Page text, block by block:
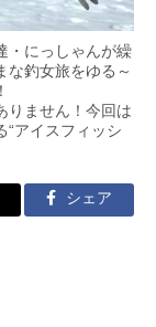
・にっしゃんが繰
な釣女旅をゆる～
りません！今回は
“アイスフィッシ
シェア